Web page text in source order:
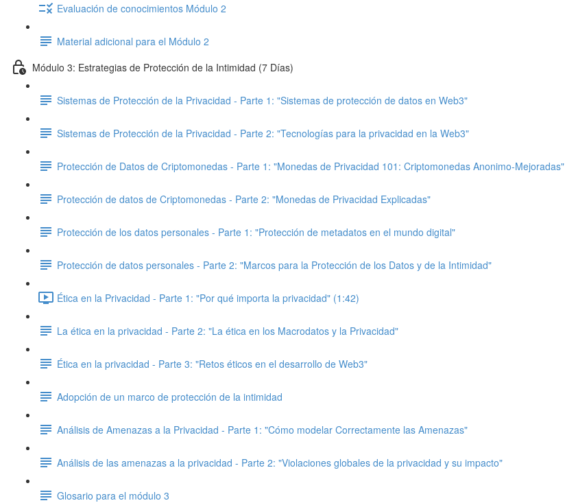
Evaluación de conocimientos Módulo 2
Material adicional para el Módulo 2
Módulo 3: Estrategias de Protección de la Intimidad (7 Días)
Sistemas de Protección de la Privacidad - Parte 1: "Sistemas de protección de datos en Web3"
Sistemas de Protección de la Privacidad - Parte 2: "Tecnologías para la privacidad en la Web3"
Protección de Datos de Criptomonedas - Parte 1: "Monedas de Privacidad 101: Criptomonedas Anonimo-Mejoradas"
Protección de datos de Criptomonedas - Parte 2: "Monedas de Privacidad Explicadas"
Protección de los datos personales - Parte 1: "Protección de metadatos en el mundo digital"
Protección de datos personales - Parte 2: "Marcos para la Protección de los Datos y de la Intimidad"
Ética en la Privacidad - Parte 1: "Por qué importa la privacidad" (1:42)
La ética en la privacidad - Parte 2: "La ética en los Macrodatos y la Privacidad"
Ética en la privacidad - Parte 3: "Retos éticos en el desarrollo de Web3"
Adopción de un marco de protección de la intimidad
Análisis de Amenazas a la Privacidad - Parte 1: "Cómo modelar Correctamente las Amenazas"
Análisis de las amenazas a la privacidad - Parte 2: "Violaciones globales de la privacidad y su impacto"
Glosario para el módulo 3